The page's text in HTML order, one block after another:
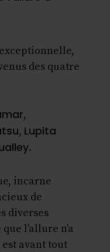
des quatre
,
, Lupita
.
incarne
de
diverses
l’allure n’a
avant tout